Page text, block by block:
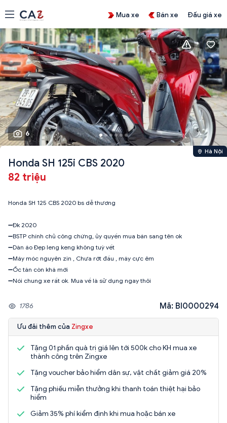
Mua xe Bán xe Đấu giá xe
6
Hà Nội
Honda SH 125i CBS 2020
82 triệu
Honda SH 125 CBS 2020 bs dễ thương
➖Đk 2020
➖BSTP chính chủ công chứng, ủy quyền mua bán sang tên ok
➖Dàn áo Đẹp leng keng không tuỳ vết
➖Máy móc nguyên zin , Chưa rớt đầu , máy cực êm
➖Ốc tán còn khá mới
➖Nói chung xe rất ok. Mua về là sử dụng ngay thôi
1786 Mã: BI0000294
Ưu đãi thêm của Zingxe
Tặng 01 phần quà trị giá lên tới 500k cho KH mua xe
thành công trên Zingxe
Tặng voucher bảo hiểm dân sự, vật chất giảm giá 20%
Tặng phiếu miễn thưởng khi thanh toán thiệt hại bảo
hiểm
Giảm 35% phí kiểm định khi mua hoặc bán xe